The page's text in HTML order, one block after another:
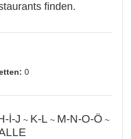
finden.
0
İ-J ~ K-L ~ M-N-O-Ö ~